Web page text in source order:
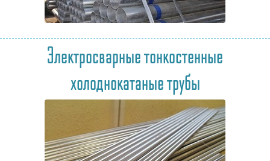
Электросварные тонкостенные
холоднокатаные трубы